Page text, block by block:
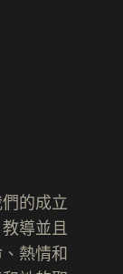
的成立
導並且
熱情和